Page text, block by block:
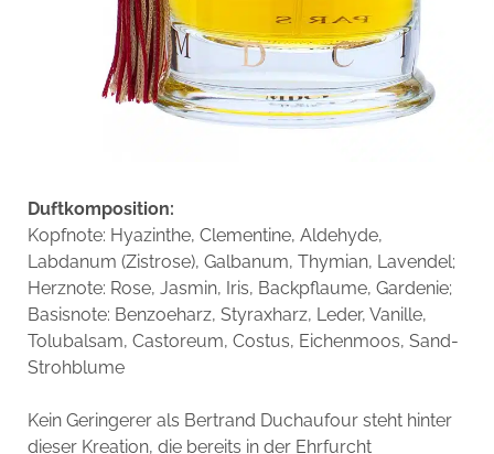
Duftkomposition:
Kopfnote: Hyazinthe, Clementine, Aldehyde,
Labdanum (Zistrose), Galbanum, Thymian, Lavendel;
Herznote: Rose, Jasmin, Iris, Backpflaume, Gardenie;
Basisnote: Benzoeharz, Styraxharz, Leder, Vanille,
Tolubalsam, Castoreum, Costus, Eichenmoos, Sand-
Strohblume
Kein Geringerer als Bertrand Duchaufour steht hinter
dieser Kreation, die bereits in der Ehrfurcht